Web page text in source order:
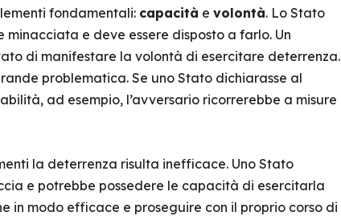
fondamentali: capacità e volontà. Lo Stato
e deve essere disposto a farlo. Un
di manifestare la volontà di esercitare deterrenza.
problematica. Se uno Stato dichiarasse al
ad esempio, l’avversario ricorrerebbe a misure
la deterrenza risulta inefficace. Uno Stato
e potrebbe possedere le capacità di esercitarla
in modo efficace e proseguire con il proprio corso di